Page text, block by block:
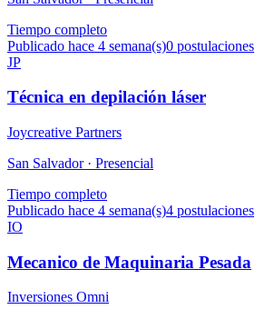
Tiempo completo
Publicado hace 4 semana(s)0 postulaciones
JP
Técnica en depilación láser
Joycreative Partners
San Salvador · Presencial
Tiempo completo
Publicado hace 4 semana(s)4 postulaciones
IO
Mecanico de Maquinaria Pesada
Inversiones Omni